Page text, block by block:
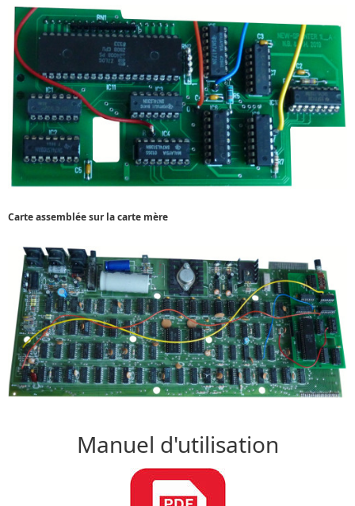
Carte assemblée sur la carte mère
Manuel d'utilisation